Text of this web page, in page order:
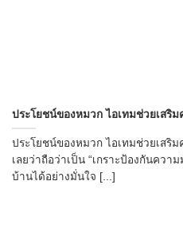
ประโยชน์ของหมวก ไอเทมช่วยเสริ
ประโยชน์ของหมวก ไอเทมช่วยเส
เลยว่าถือว่าเป็น “เกราะป้องกันควา
บ้านได้อย่างมั่นใจ [...]